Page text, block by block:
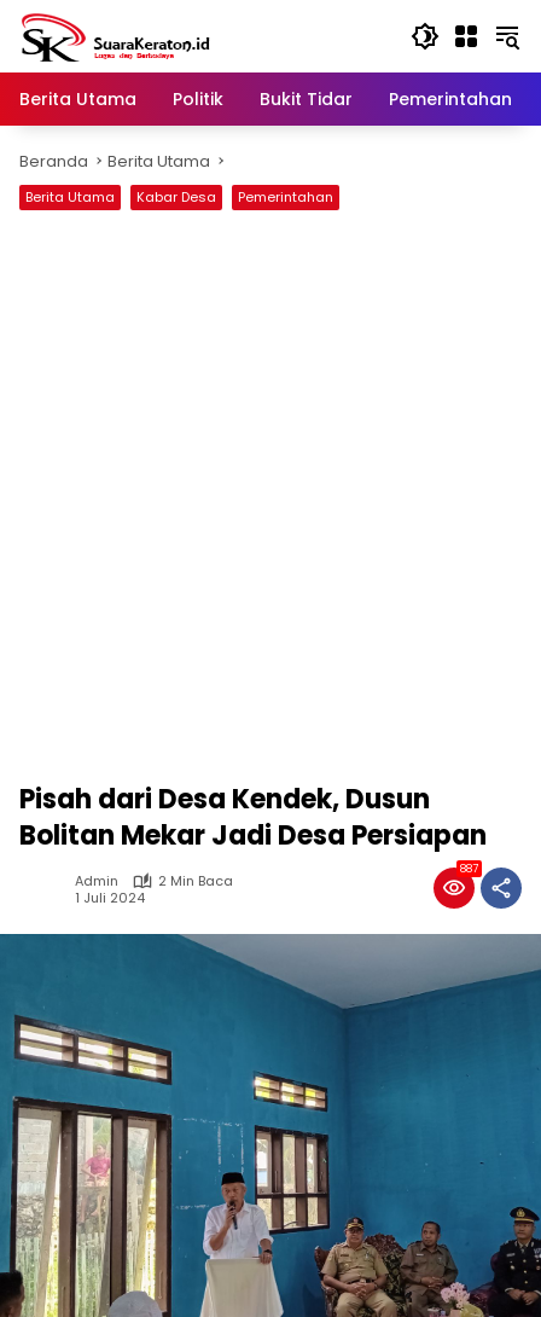
Langsung
konten
Berita Utama
Politik Bukit Tidar Pemerintahan
Beranda Berita Utama
Berita Utama Kabar Desa Pemerintahan
Pisah dari Desa Kendek, Dusun
Bolitan Mekar Jadi Desa Persiapan
Admin
2 Min Baca
1 Juli 2024
887